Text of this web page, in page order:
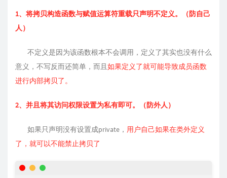
1、将拷贝构造函数与赋值运算符重载只声明不定义。（防自己
人）
不定义是因为该函数根本不会调用，定义了其实也没有什么
意义，不写反而还简单，而且如果定义了就可能导致成员函数
进行内部拷贝了。
2、并且将其访问权限设置为私有即可。（防外人）
如果只声明没有设置成private， 用户自己如果在类外定义
了，就可以不能禁止拷贝了